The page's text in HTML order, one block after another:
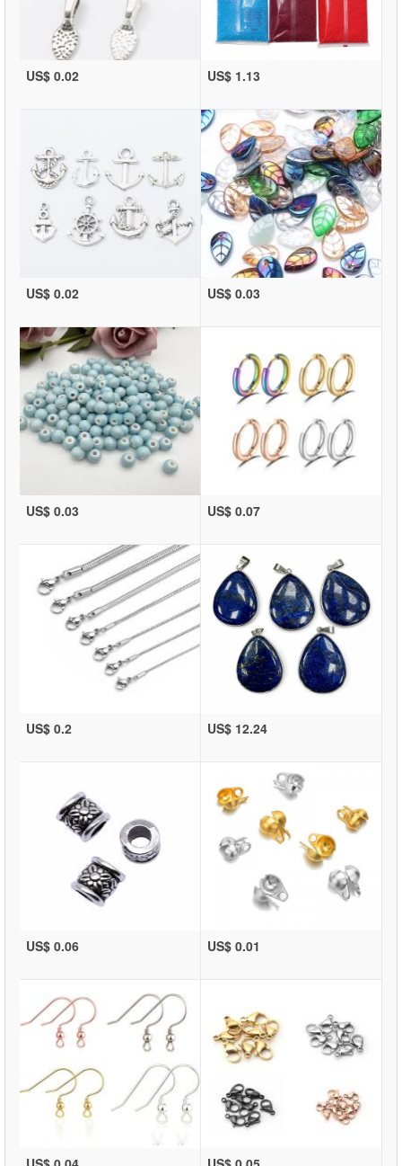
US$ 0.02 US$ 1.13
US$ 0.02 US$ 0.03
US$ 0.03 US$ 0.07
US$ 0.2 US$ 12.24
US$ 0.06 US$ 0.01